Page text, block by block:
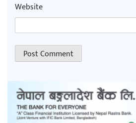
Website